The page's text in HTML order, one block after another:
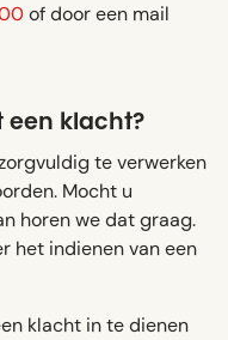
of door een mail
een klacht?
te verwerken
Mocht u
horen we dat graag.
het indienen van een
klacht in te dienen